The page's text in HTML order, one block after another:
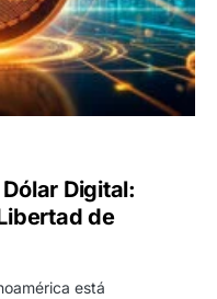
Digital:
de
está